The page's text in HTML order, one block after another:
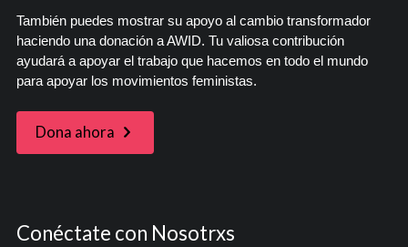
También puedes mostrar su apoyo al cambio transformador
haciendo una donación a AWID. Tu valiosa contribución
ayudará a apoyar el trabajo que hacemos en todo el mundo
para apoyar los movimientos feministas.
Dona ahora
Conéctate con Nosotrxs